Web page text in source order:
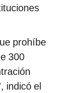
prohíbe
300
indicó el